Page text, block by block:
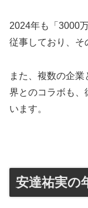
2024年も「3000
従事しており、そ
また、複数の企
界とのコラボも、
います。
安達祐実の